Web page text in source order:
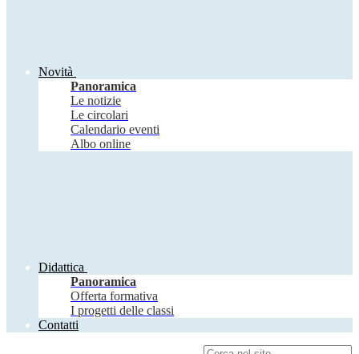
Novità
Panoramica
Le notizie
Le circolari
Calendario eventi
Albo online
Didattica
Panoramica
Offerta formativa
I progetti delle classi
Contatti